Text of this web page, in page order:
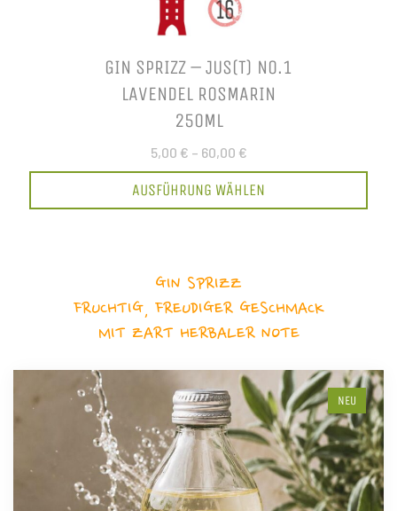
GIN SPRIZZ – JUS(T) NO.1
LAVENDEL ROSMARIN
250ML
5,00 € – 60,00 €
AUSFÜHRUNG WÄHLEN
GIN SPRIZZ
FRUCHTIG, FREUDIGER GESCHMACK
MIT ZART HERBALER NOTE
NEU